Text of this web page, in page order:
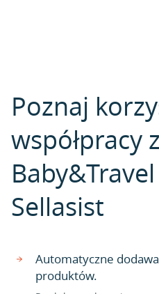
Poznaj
współpracy
Sellasist
Automatyczne
produktów.